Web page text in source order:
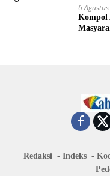
6
Kompol
Redaksi Indeks